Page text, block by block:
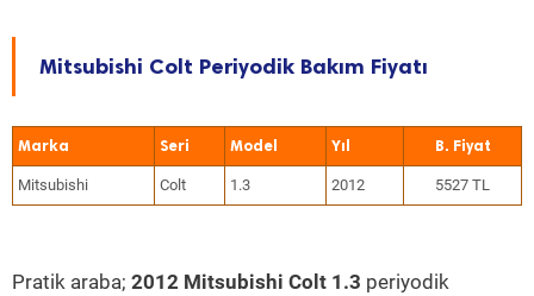
Mitsubishi Colt Periyodik Bakım Fiyatı
Marka Seri Model Yıl
Mitsubishi Colt 1.3 2012 5527 TL
Pratik araba; 2012 Mitsubishi Colt 1.3 periyodik